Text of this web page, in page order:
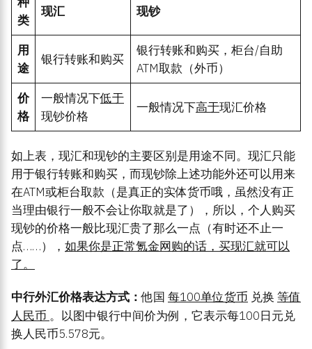
类
现汇 现钞
用
途
银行转账和购买
银行转账和购买，柜台/自助
ATM取款（外币）
价
格
一般情况下低于
现钞价格
一般情况下高于现汇价格
如上表，现汇和现钞的主要区别是用途不同。现汇只能
用于银行转账和购买，而现钞除上述功能外还可以用来
在ATM或柜台取款（是真正的实体货币哦，虽然没有正
当理由银行一般不会让你取就是了），所以，个人购买
现钞的价格一般比现汇贵了那么一点（有时还不止一
点……）， 如果你是正常氪金网购的话，买现汇就可以
了。
中行外汇价格表达方式：他国 每100单位货币 兑换 等值
人民币 。以图中银行中间价为例，它表示每100日元兑
换人民币5.578元。